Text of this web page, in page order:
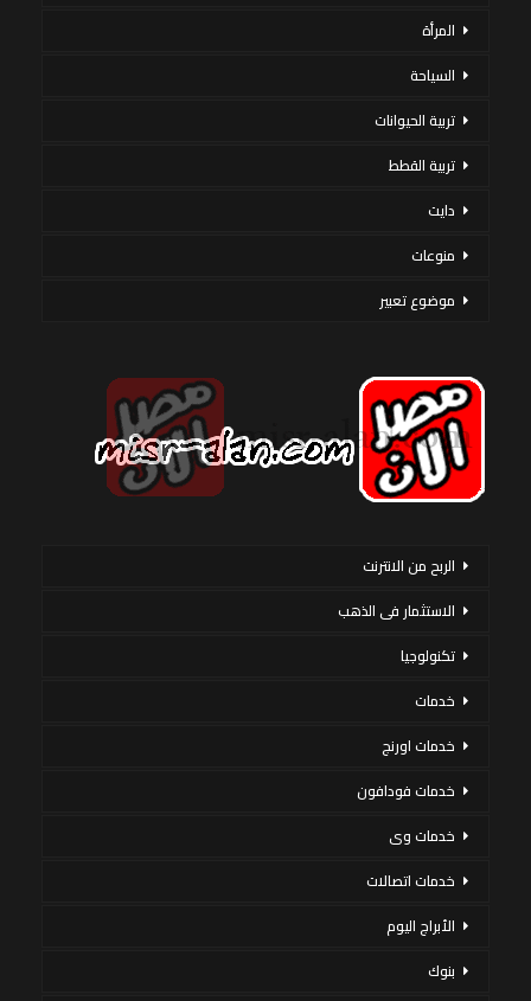
المرأة
السياحة
تربية الحيوانات
تربية القطط
دايت
منوعات
موضوع تعبير
الربح من الانترنت
الاستثمار فى الذهب
تكنولوجيا
خدمات
خدمات اورنج
خدمات فودافون
خدمات وى
خدمات اتصالات
الأبراج اليوم
بنوك